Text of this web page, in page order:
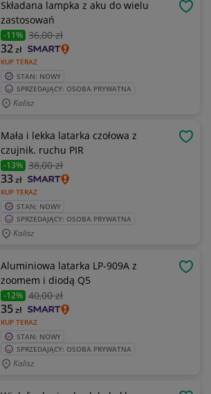
Składana lampka z aku do wielu
zastosowań
-11% 36,00 zł
KUP TERAZ
32zł
STAN: NOWY
SPRZEDAJĄCY: OSOBA PRYWATNA
Kalisz
Mała i lekka latarka czołowa z
czujnik. ruchu PIR
-13% 38,00 zł
KUP TERAZ
33zł
STAN: NOWY
SPRZEDAJĄCY: OSOBA PRYWATNA
Kalisz
Aluminiowa latarka LP-909A z
zoomem i diodą Q5
-12% 40,00 zł
KUP TERAZ
35zł
STAN: NOWY
SPRZEDAJĄCY: OSOBA PRYWATNA
Kalisz